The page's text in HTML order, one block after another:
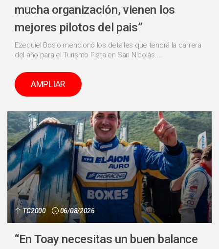
mucha organización, vienen los
mejores pilotos del pais”
Ezequiel Bosio mencionó los detalles que tendrá la carrera
del año para el Turismo Pista en San Nicolás....
AMPLIAR
TC2000 06/08/2026
“En Toay necesitas un buen balance